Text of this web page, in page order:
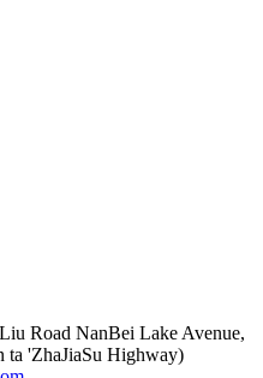
Road NanBei Lake Avenue,
'ZhaJiaSu Highway)